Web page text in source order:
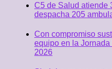
C5 de Salud atiende
despacha 205
Con compromiso
equipo en la
2026